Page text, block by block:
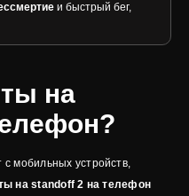
и быстрый бег,
на
мобильных устройств,
на standoff 2 на телефон